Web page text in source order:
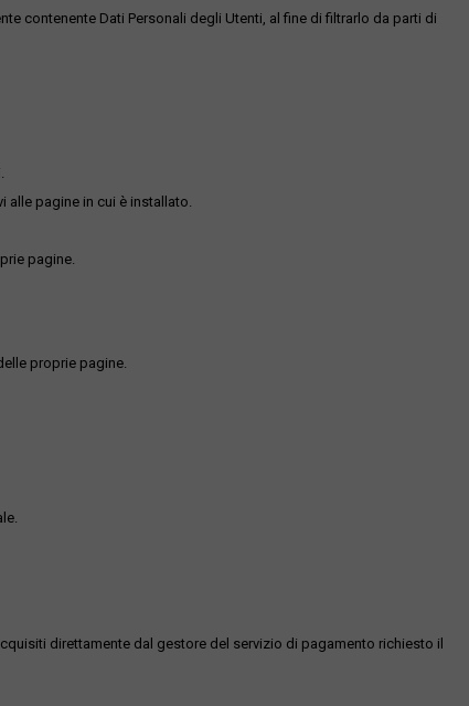
contenente Dati Personali degli Utenti, al fine di filtrarlo da parti di
alle pagine in cui è installato.
pagine.
proprie pagine.
direttamente dal gestore del servizio di pagamento richiesto il